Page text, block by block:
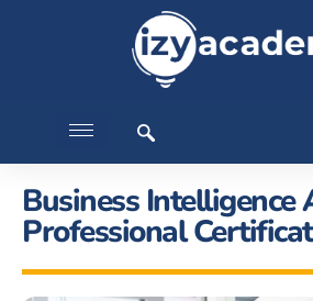
Business Intelligence
Professional